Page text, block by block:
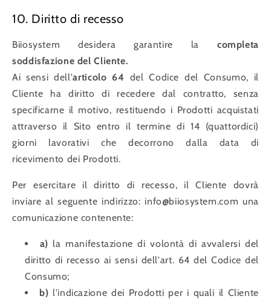
10. Diritto di recesso
Biiosystem desidera garantire la completa
soddisfazione del Cliente.
Ai sensi dell'articolo 64 del Codice del Consumo, il
Cliente ha diritto di recedere dal contratto, senza
specificarne il motivo, restituendo i Prodotti acquistati
attraverso il Sito entro il termine di 14 (quattordici)
giorni lavorativi che decorrono dalla data di
ricevimento dei Prodotti.
Per esercitare il diritto di recesso, il Cliente dovrà
inviare al seguente indirizzo: info@biiosystem.com una
comunicazione contenente:
a) la manifestazione di volontà di avvalersi del
diritto di recesso ai sensi dell'art. 64 del Codice del
Consumo;
b) l'indicazione dei Prodotti per i quali il Cliente